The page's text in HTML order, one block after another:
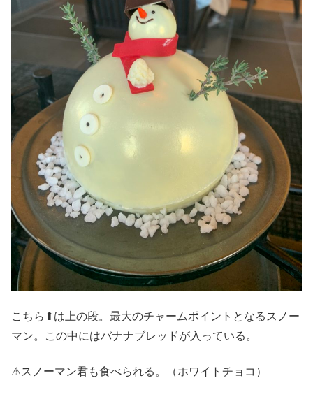
こちら⬆は上の段。最大のチャームポイントとなるスノー
マン。この中にはバナナブレッドが入っている。
⚠スノーマン君も食べられる。（ホワイトチョコ）